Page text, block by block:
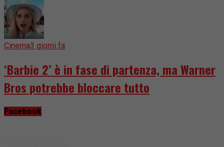
Cinema3 giorni fa
‘Barbie 2’ è in fase di partenza, ma Warner
Bros potrebbe bloccare tutto
Facebook